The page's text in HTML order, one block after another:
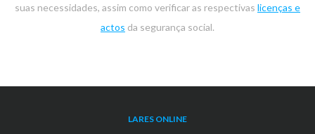
suas necessidades, assim como verificar as respectivas licenças e
actos da segurança social.
LARES ONLINE